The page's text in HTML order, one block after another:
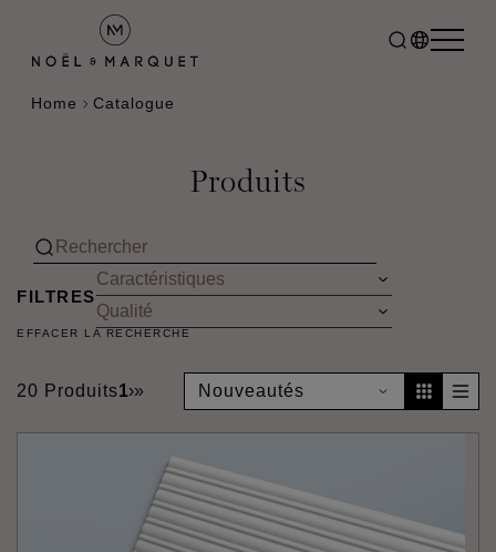
Home Catalogue
Produits
FILTRES
EFFACER LA RECHERCHE
20 Produits1›»